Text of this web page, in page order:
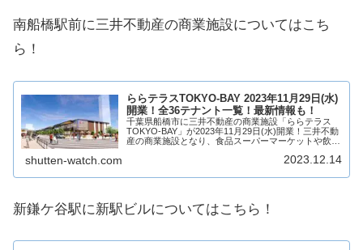
南船橋駅前に三井不動産の商業施設についてはこち
ら！
ららテラスTOKYO-BAY 2023年11月29日(水)
開業！全36テナント一覧！最新情報も！
千葉県船橋市に三井不動産の商業施設「ららテラス
TOKYO-BAY」が2023年11月29日(水)開業！三井不動
産の商業施設となり、食品スーパーマーケットや飲食
shutten-watch.com 2023.12.14
新鎌ケ谷駅に新駅ビルについてはこちら！